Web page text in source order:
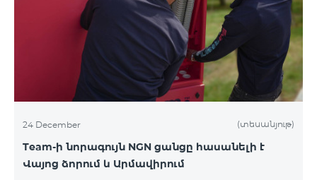
24 December (տեսանյութ)
Team-ի նորագույն NGN ցանցը հասանելի է
Վայոց ձորում և Արմավիրում